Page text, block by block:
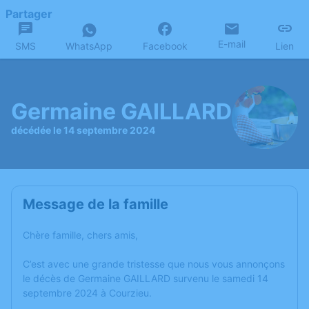
Partager
SMS WhatsApp Facebook E-mail Lien
Germaine GAILLARD
décédée le 14 septembre 2024
Message de la famille
Chère famille, chers amis,
C’est avec une grande tristesse que nous vous annonçons
le décès de Germaine GAILLARD survenu le samedi 14
septembre 2024 à Courzieu.